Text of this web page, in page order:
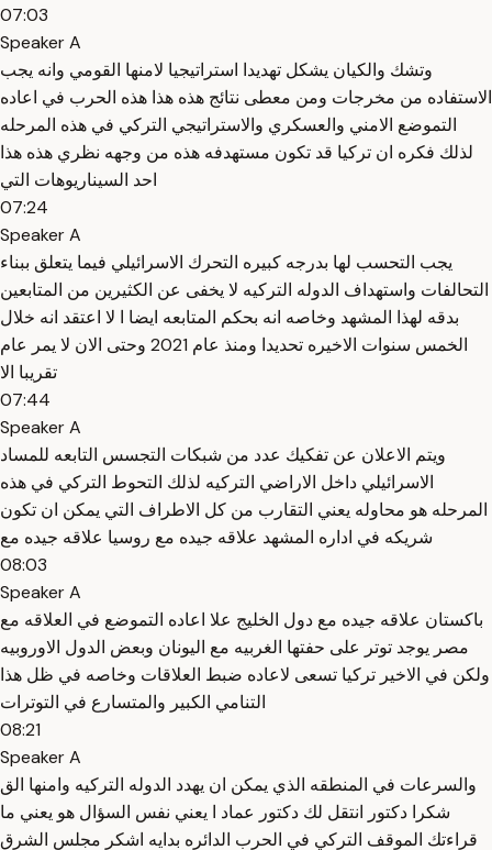
07:03
Speaker A
وتشك والكيان يشكل تهديدا استراتيجيا لامنها القومي وانه يجب
الاستفاده من مخرجات ومن معطى نتائج هذه هذا هذه الحرب في اعاده
التموضع الامني والعسكري والاستراتيجي التركي في هذه المرحله
لذلك فكره ان تركيا قد تكون مستهدفه هذه من وجهه نظري هذه هذا
احد السيناريوهات التي
07:24
Speaker A
يجب التحسب لها بدرجه كبيره التحرك الاسرائيلي فيما يتعلق ببناء
التحالفات واستهداف الدوله التركيه لا يخفى عن الكثيرين من المتابعين
بدقه لهذا المشهد وخاصه انه بحكم المتابعه ايضا ا لا اعتقد انه خلال
الخمس سنوات الاخيره تحديدا ومنذ عام 2021 وحتى الان لا يمر عام
تقريبا الا
07:44
Speaker A
ويتم الاعلان عن تفكيك عدد من شبكات التجسس التابعه للمساد
الاسرائيلي داخل الاراضي التركيه لذلك التحوط التركي في هذه
المرحله هو محاوله يعني التقارب من كل الاطراف التي يمكن ان تكون
شريكه في اداره المشهد علاقه جيده مع روسيا علاقه جيده مع
08:03
Speaker A
باكستان علاقه جيده مع دول الخليج علا اعاده التموضع في العلاقه مع
مصر يوجد توتر على حفتها الغربيه مع اليونان وبعض الدول الاوروبيه
ولكن في الاخير تركيا تسعى لاعاده ضبط العلاقات وخاصه في ظل هذا
التنامي الكبير والمتسارع في التوترات
08:21
Speaker A
والسرعات في المنطقه الذي يمكن ان يهدد الدوله التركيه وامنها الق
شكرا دكتور انتقل لك دكتور عماد ا يعني نفس السؤال هو يعني ما
قراءتك الموقف التركي في الحرب الدائره بدايه اشكر مجلس الشرق